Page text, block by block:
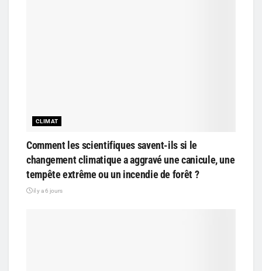
CLIMAT
Comment les scientifiques savent-ils si le
changement climatique a aggravé une canicule, une
tempête extrême ou un incendie de forêt ?
il y a 6 jours